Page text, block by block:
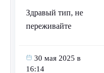
Здравый тип, не
переживайте
30 мая 2025 в
16:14